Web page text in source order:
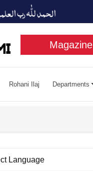
Magazine
Rohani Ilaj Departments
Language